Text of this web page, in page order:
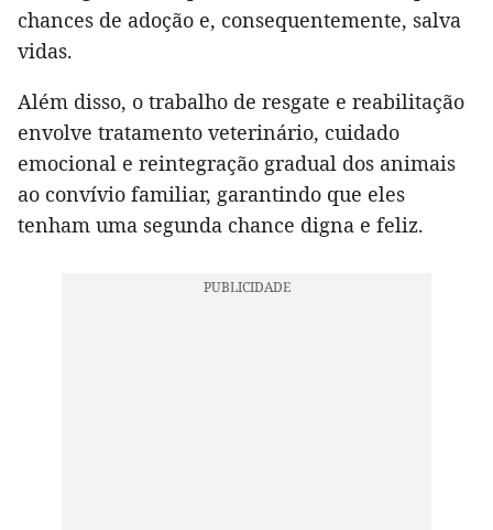
chances de adoção e, consequentemente, salva
vidas.
Além disso, o trabalho de resgate e reabilitação
envolve tratamento veterinário, cuidado
emocional e reintegração gradual dos animais
ao convívio familiar, garantindo que eles
tenham uma segunda chance digna e feliz.